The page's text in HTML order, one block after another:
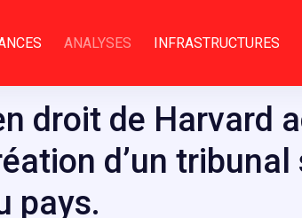
ANALYSES INFRASTRUCTURES
droit de Harvard
d’un
pays.